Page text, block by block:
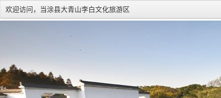
欢迎访问，当涂县大青山李白文化旅游区